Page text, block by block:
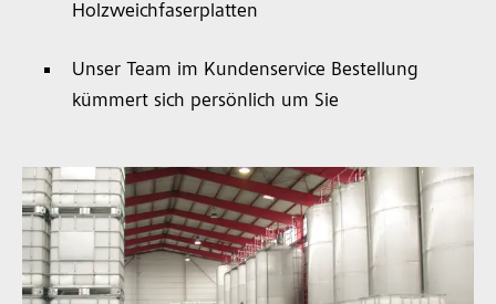
Holzweichfaserplatten
Unser Team im Kundenservice Bestellung
kümmert sich persönlich um Sie